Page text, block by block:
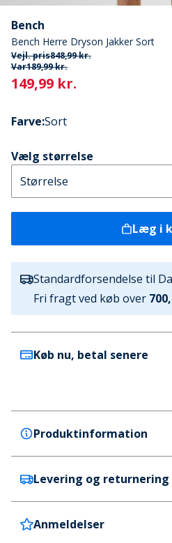
Bench
Bench Herre Dryson Jakker Sort
Vejl. pris848,99 kr.
Var189,99 kr.
Current
149,99 kr.
Farve:Sort
Vælg størrelse
Læg i
Standardforsendelse til
Fri fragt ved køb over
Køb nu, betal senere
Produktinformation
Bench
Bench Herre Dryson Jakker
Farve
Sort
Levering og returnering
Danmark
Anmeldelser